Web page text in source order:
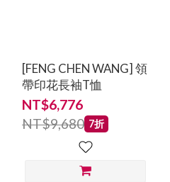
[FENG CHEN WANG] 領
帶印花長袖T恤
NT$6,776
NT$9,680 7折